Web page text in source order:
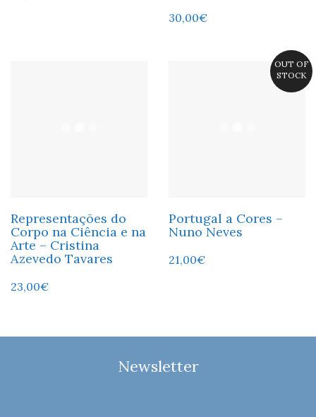
30,00€
Representações do
Corpo na Ciência e na
Arte – Cristina
Azevedo Tavares
23,00€
OUT OF
STOCK
Portugal a Cores –
Nuno Neves
21,00€
Newsletter